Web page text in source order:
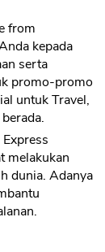
from
kepada
serta
promo-promo
untuk Travel,
melakukan
dunia. Adanya